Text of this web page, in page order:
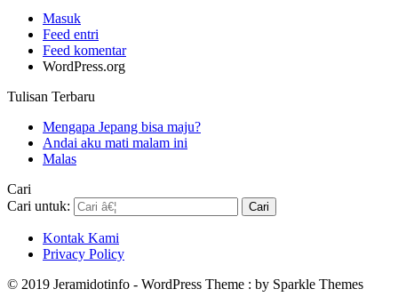
Masuk
Feed entri
Feed komentar
WordPress.org
Tulisan Terbaru
Mengapa Jepang bisa maju?
Andai aku mati malam ini
Malas
Cari
Cari untuk:
Kontak Kami
Privacy Policy
© 2019 Jeramidotinfo - WordPress Theme : by Sparkle Themes